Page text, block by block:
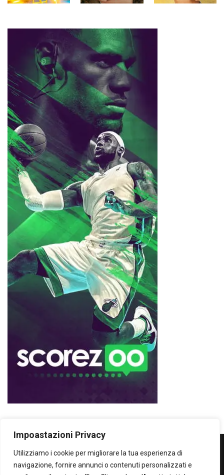
Impoastazioni Privacy
Utilizziamo i cookie per migliorare la tua esperienza di
navigazione, fornire annunci o contenuti personalizzati e
WOWOWOW